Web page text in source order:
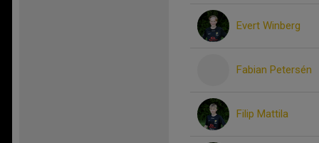
Evert Winberg
Fabian Petersén
Filip Mattila